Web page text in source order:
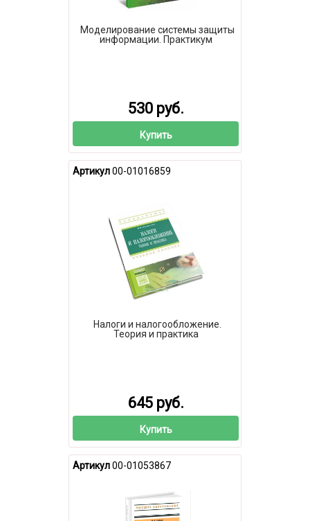
Моделирование системы защиты
информации. Практикум
530 руб.
Купить
Артикул00-01016859
Налоги и налогообложение.
Теория и практика
645 руб.
Купить
Артикул00-01053867